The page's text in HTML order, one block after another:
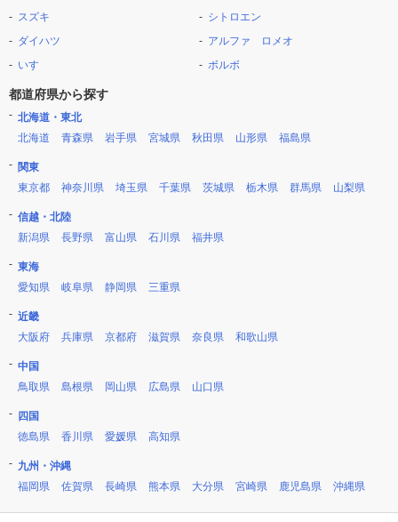
スズキ
ダイハツ
いすゞ
シトロエン
アルファ ロメオ
ボルボ
都道府県から探す
北海道・東北
北海道
青森県 岩手県 宮城県 秋田県 山形県 福島県
関東
東京都
神奈川県 埼玉県 千葉県 茨城県 栃木県 群馬県 山梨県
信越・北陸
新潟県
長野県 富山県 石川県 福井県
東海
愛知県
岐阜県 静岡県 三重県
近畿
大阪府
兵庫県 京都府 滋賀県 奈良県 和歌山県
中国
鳥取県
島根県 岡山県 広島県 山口県
四国
徳島県
香川県 愛媛県 高知県
九州・沖縄
福岡県
佐賀県 長崎県 熊本県 大分県 宮崎県 鹿児島県 沖縄県